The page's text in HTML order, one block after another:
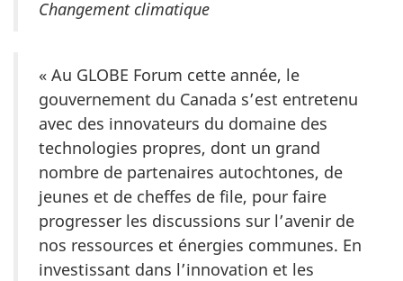
Changement climatique
« Au GLOBE Forum cette année, le
gouvernement du Canada s’est entretenu
avec des innovateurs du domaine des
technologies propres, dont un grand
nombre de partenaires autochtones, de
jeunes et de cheffes de file, pour faire
progresser les discussions sur l’avenir de
nos ressources et énergies communes. En
investissant dans l’innovation et les